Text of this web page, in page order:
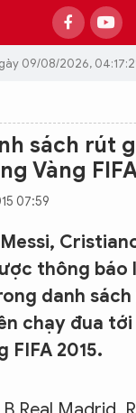
09/08/2026,
sách rút
Vàng
07:59
thông báo
danh
chạy đua
FIFA 2015.